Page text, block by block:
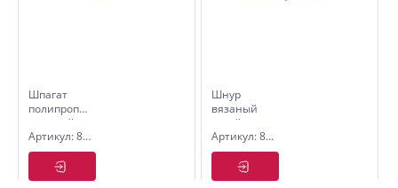
Шпагат
полипропиленовый
зелёный
150 м 0,8
ктекс; 45
Артикул: 8002061
Шнур
вязаный
хозяйственный
полиэфирый
Ф9 мм (25
м) 11
ктекс; 230
Артикул: 8001309